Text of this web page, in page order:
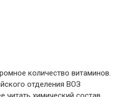
количество витаминов.
отделения ВОЗ